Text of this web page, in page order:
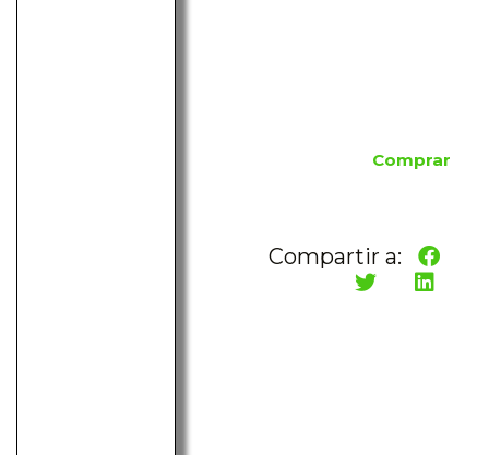
Comprar
Compartir a: